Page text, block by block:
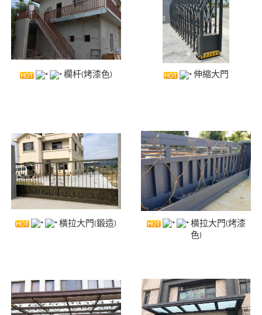
欄杆(烤漆色) 伸縮大門
橫拉大門(鍛造)
橫拉大門(烤漆
色)